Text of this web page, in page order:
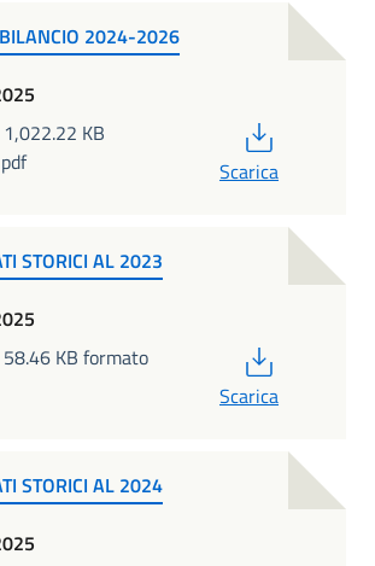
2024-2026
KB
Scarica
STORICI AL 2023
KB formato
Scarica
STORICI AL 2024